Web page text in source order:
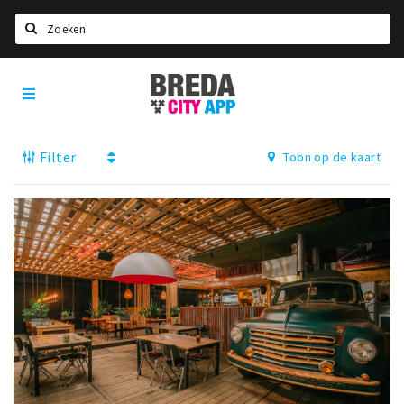
Home
Deals
Nieuws, interviews & blogs
Eten
Drinken
Slapen
Recreatief
Winkels
Breda
City
App
Filter Toon op de kaart